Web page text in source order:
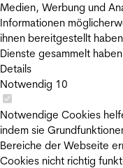
Medien, Werbung und
Informationen
ihnen bereitgestellt
Dienste gesammelt
Details
Notwendig 10
Notwendige Cookies
indem sie
Bereiche der Webseite
Cookies nicht richtig